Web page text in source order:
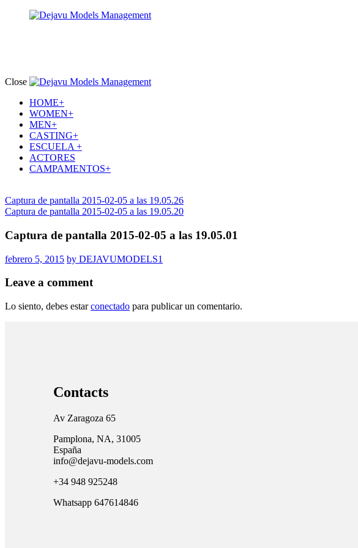
Close
HOME+
WOMEN+
MEN+
CASTING+
ESCUELA +
ACTORES
CAMPAMENTOS+
Captura de pantalla 2015-02-05 a las 19.05.26
Captura de pantalla 2015-02-05 a las 19.05.20
Captura de pantalla 2015-02-05 a las 19.05.01
febrero 5, 2015 by DEJAVUMODELS1
Leave a comment
Lo siento, debes estarconectado para publicar un comentario.
Contacts
Av Zaragoza 65
Pamplona, NA, 31005
España
info@dejavu-models.com
+34 948 925248
Whatsapp 647614846